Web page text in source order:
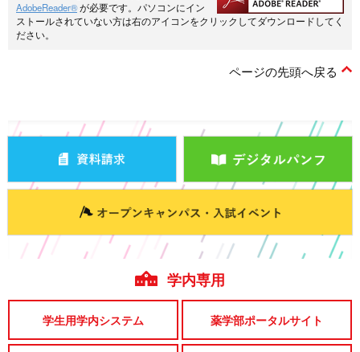
AdobeReader®が必要です。パソコンにイン
ストールされていない方は右のアイコンをクリックしてダウンロードしてく
ださい。
ページの先頭へ戻る
学内専用
学生用学内システム 薬学部ポータルサイト